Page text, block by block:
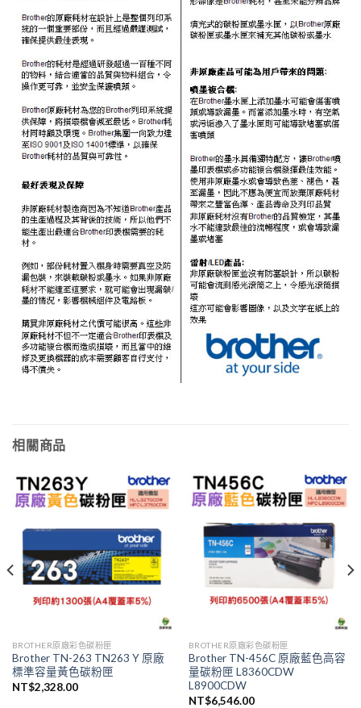
相關商品
BROTHER原廠彩色碳粉匣
Brother TN-263 TN263 Y 原廠
標準容量黃色碳粉匣
NT$2,328.00
BROTHER原廠彩色碳粉匣
Brother TN-456C 原廠藍色高容
量碳粉匣 L8360CDW
L8900CDW
NT$6,546.00